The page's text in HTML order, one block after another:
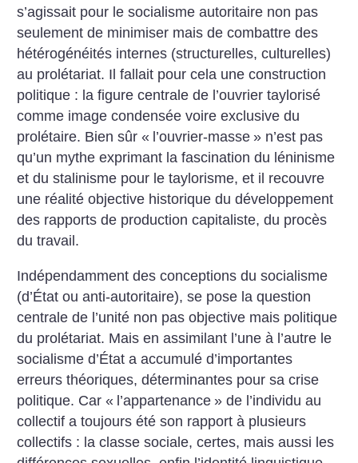
s’agissait pour le socialisme autoritaire non pas
seulement de minimiser mais de combattre des
hétérogénéités internes (structurelles, culturelles)
au prolétariat. Il fallait pour cela une construction
politique : la figure centrale de l’ouvrier taylorisé
comme image condensée voire exclusive du
prolétaire. Bien sûr « l’ouvrier-masse » n’est pas
qu’un mythe exprimant la fascination du léninisme
et du stalinisme pour le taylorisme, et il recouvre
une réalité objective historique du développement
des rapports de production capitaliste, du procès
du travail.
Indépendamment des conceptions du socialisme
(d’État ou anti-autoritaire), se pose la question
centrale de l’unité non pas objective mais politique
du prolétariat. Mais en assimilant l’une à l’autre le
socialisme d’État a accumulé d’importantes
erreurs théoriques, déterminantes pour sa crise
politique. Car « l’appartenance » de l’individu au
collectif a toujours été son rapport à plusieurs
collectifs : la classe sociale, certes, mais aussi les